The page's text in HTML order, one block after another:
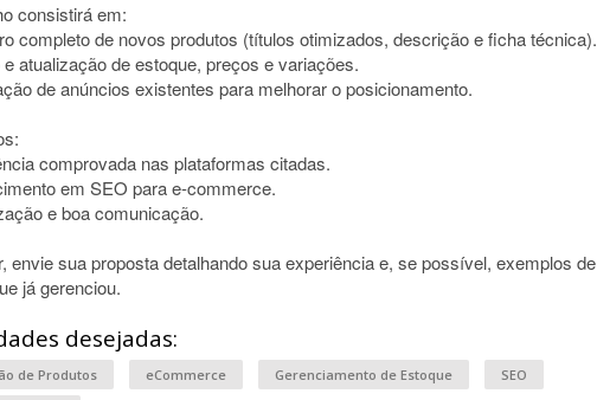
consistirá em:
completo de novos produtos (títulos otimizados, descrição e ficha técnica).
atualização de estoque, preços e variações.
de anúncios existentes para melhorar o posicionamento.
comprovada nas plataformas citadas.
em SEO para e-commerce.
e boa comunicação.
envie sua proposta detalhando sua experiência e, se possível, exemplos de
já gerenciou.
desejadas:
de Produtos eCommerce Gerenciamento de Estoque
SEO